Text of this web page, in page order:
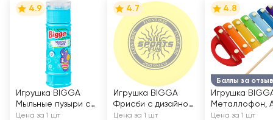
4.9
Игрушка BIGGA
Мыльные пузыри с
лабиринтом на
Цена за 1 шт
4.7
Игрушка BIGGA
Фрисби с дизайном
23см
Цена за 1 шт
Баллы за отзыв
4.8
Игрушка
Металлофон,
YJ080250122
Цена за 1 шт